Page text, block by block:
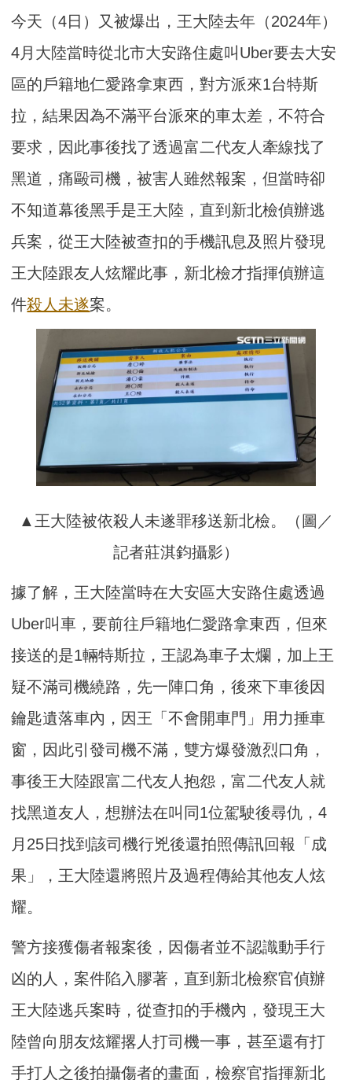
今天（4日）又被爆出，王大陸去年（2024年）
4月大陸當時從北市大安路住處叫Uber要去大安
區的戶籍地仁愛路拿東西，對方派來1台特斯
拉，結果因為不滿平台派來的車太差，不符合
要求，因此事後找了透過富二代友人牽線找了
黑道，痛毆司機，被害人雖然報案，但當時卻
不知道幕後黑手是王大陸，直到新北檢偵辦逃
兵案，從王大陸被查扣的手機訊息及照片發現
王大陸跟友人炫耀此事，新北檢才指揮偵辦這
件殺人未遂案。
▲王大陸被依殺人未遂罪移送新北檢。（圖／
記者莊淇鈞攝影）
據了解，王大陸當時在大安區大安路住處透過
Uber叫車，要前往戶籍地仁愛路拿東西，但來
接送的是1輛特斯拉，王認為車子太爛，加上王
疑不滿司機繞路，先一陣口角，後來下車後因
鑰匙遺落車內，因王「不會開車門」用力捶車
窗，因此引發司機不滿，雙方爆發激烈口角，
事後王大陸跟富二代友人抱怨，富二代友人就
找黑道友人，想辦法在叫同1位駕駛後尋仇，4
月25日找到該司機行兇後還拍照傳訊回報「成
果」，王大陸還將照片及過程傳給其他友人炫
耀。
警方接獲傷者報案後，因傷者並不認識動手行
凶的人，案件陷入膠著，直到新北檢察官偵辦
王大陸逃兵案時，從查扣的手機內，發現王大
陸曾向朋友炫耀撂人打司機一事，甚至還有打
手打人之後拍攝傷者的畫面，檢察官指揮新北